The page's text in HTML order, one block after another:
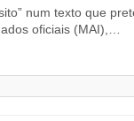
num texto que
oficiais (MAI),…